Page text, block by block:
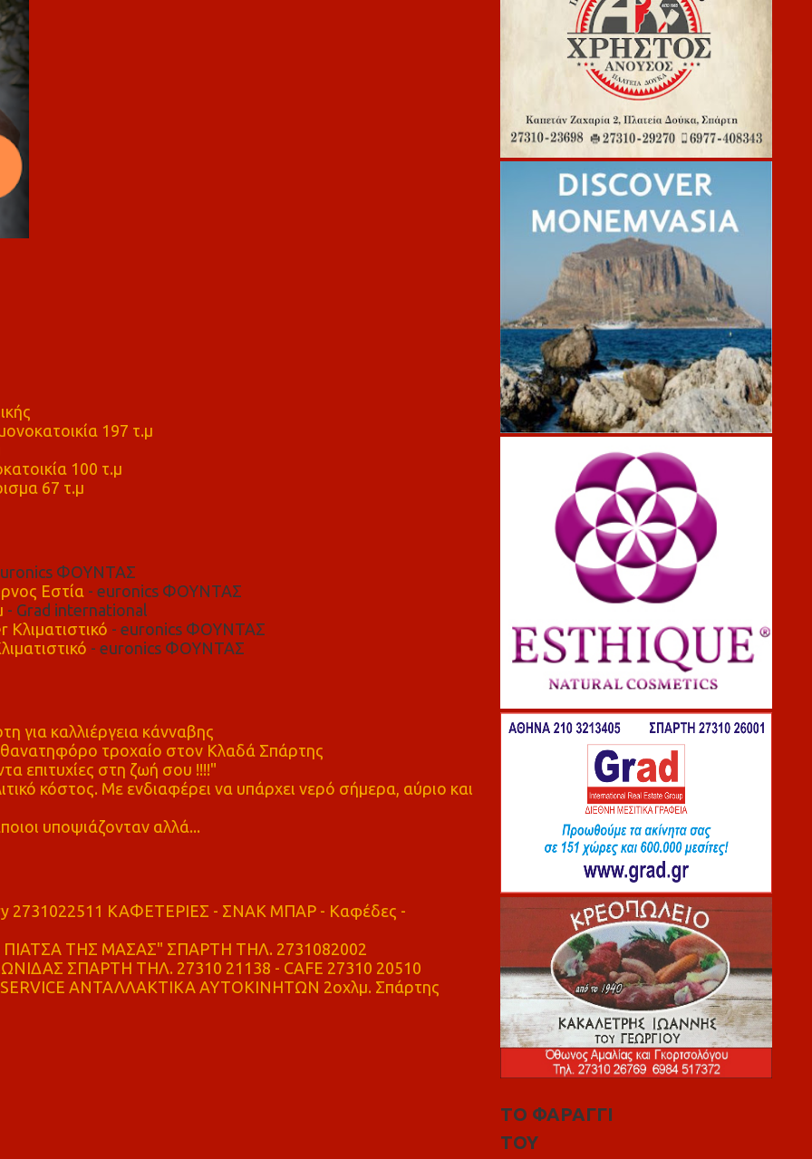
197 τ.μ
100 τ.μ
67 τ.μ
ΦΟΥΝΤΑΣ
Εστία - euronics ΦΟΥΝΤΑΣ
- Grad international
- euronics ΦΟΥΝΤΑΣ
- euronics ΦΟΥΝΤΑΣ
καλλιέργεια κάνναβης
τροχαίο στον Κλαδά Σπάρτης
επιτυχίες στη ζωή σου !!!!"
κόστος. Με ενδιαφέρει να υπάρχει νερό σήμερα, αύριο και
υποψιάζονταν αλλά...
2731022511 ΚΑΦΕΤΕΡΙΕΣ - ΣΝΑΚ ΜΠΑΡ - Καφέδες -
ΤΗΣ ΜΑΣΑΣ" ΣΠΑΡΤΗ ΤΗΛ. 2731082002
ΣΠΑΡΤΗ ΤΗΛ. 27310 21138 - CAFE 27310 20510
ΑΝΤΑΛΛΑΚΤΙΚΑ ΑΥΤΟΚΙΝΗΤΩΝ 2οχλμ. Σπάρτης
ΤΟ ΦΑΡΑΓΓΙ
ΤΟΥ